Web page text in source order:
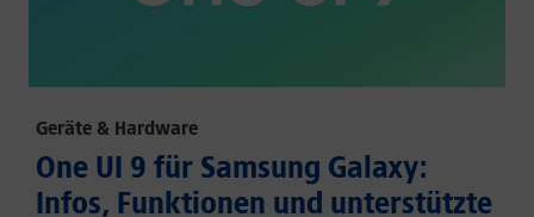
Geräte & Hardware
One UI 9 für Samsung Galaxy:
Infos, Funktionen und unterstützte